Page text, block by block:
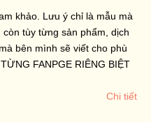
khảo. Lưu ý chỉ là mẫu mà
tùy từng sản phẩm, dịch
bên mình sẽ viết cho phù
FANPGE RIÊNG BIỆT
Chi tiết